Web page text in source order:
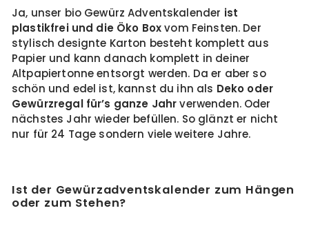
Ja, unser bio Gewürz Adventskalender ist
plastikfrei und die Öko Boxvom Feinsten. Der
stylisch designte Karton besteht komplett aus
Papier und kann danach komplett in deiner
Altpapiertonne entsorgt werden. Da er aber so
schön und edel ist, kannst du ihn als Deko oder
Gewürzregal für’s ganze Jahrverwenden. Oder
nächstes Jahr wieder befüllen. So glänzt er nicht
nur für 24 Tage sondern viele weitere Jahre.
Ist der Gewürzadventskalender zum Hängen
oder zum Stehen?